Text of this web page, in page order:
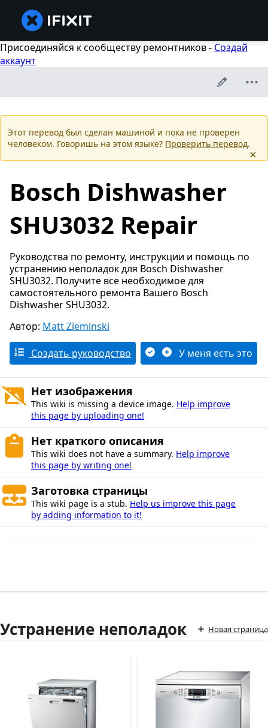
Присоединяйся к сообществу ремонтников - Создай
аккаунт
Этот перевод был сделан машиной и пока не проверен
человеком. Говоришь на этом языке? Проверить перевод.
Bosch Dishwasher
SHU3032 Repair
Руководства по ремонту, инструкции и помощь по
устранению неполадок для Bosch Dishwasher
SHU3032. Получите все необходимое для
самостоятельного ремонта Вашего Bosch
Dishwasher SHU3032.
Автор: Matt Zieminski
Создать руководство У меня есть это
Нет изображения
This wiki is missing a device image. Help improve
this page by uploading one!
Нет краткого описания
This wiki does not have a summary. Help improve
this page by writing one!
Заготовка страницы
This wiki page is a stub. Help us improve this page
by adding information to it!
Устранение неполадок Новая страница